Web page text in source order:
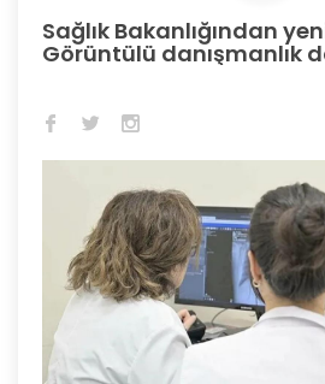
Sağlık Bakanlığından
Görüntülü danışmanlık